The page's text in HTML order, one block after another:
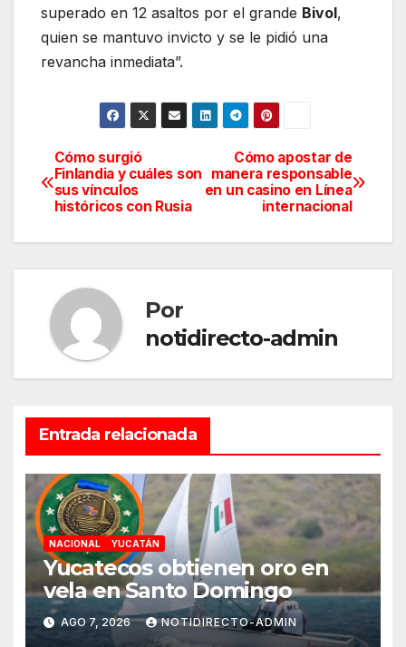
superado en 12 asaltos por el grande Bivol,
quien se mantuvo invicto y se le pidió una
revancha inmediata”.
Navegación
de
entradas
Cómo apostar de
manera responsable
en un casino en Línea
internacional
Cómo surgió
Finlandia y cuáles son
sus vínculos
históricos con Rusia
Por
notidirecto-admin
Entrada relacionada
NACIONAL YUCATÁN
Yucatecos obtienen oro en
vela en Santo Domingo
AGO 7, 2026 NOTIDIRECTO-ADMIN